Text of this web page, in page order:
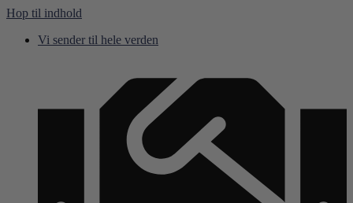
Hop til indhold
Vi sender til hele verden